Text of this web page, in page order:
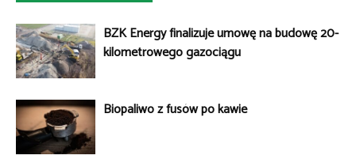
BZK Energy finalizuje umowę na budowę 20-
kilometrowego gazociągu
Biopaliwo z fusów po kawie